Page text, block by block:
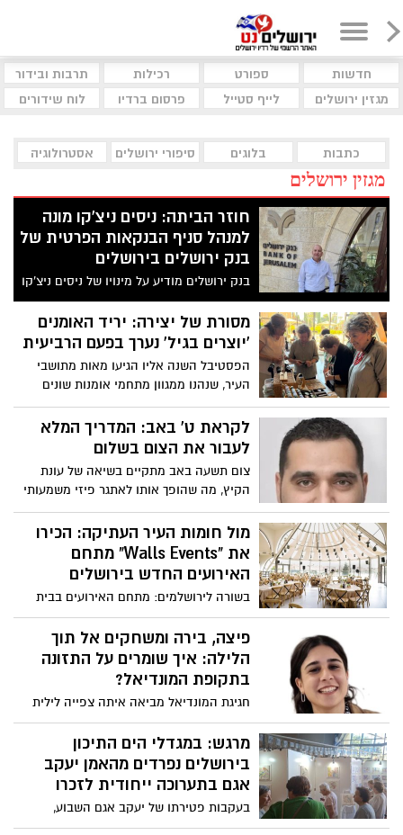
חדשות ספורט רכילות
תרבות ובידור
מגזין ירושלים
לייף סטייל פרסום ברדיו לוח שידורים
כתבות בלוגים סיפורי ירושלים אסטרולוגיה
מגזין ירושלים
חוזר הביתה: ניסים ניצ'קו מונה
למנהל סניף הבנקאות הפרטית של
בנק ירושלים בירושלים
בנק ירושלים מודיע על מינויו של ניסים ניצ'קו
למנהל סניף הבנקאות הפרטית בירושלים
מסורת של יצירה: יריד האומנים
'יוצרים בגיל' נערך בפעם הרביעית
הפסטיבל השנה אליו הגיעו מאות מתושבי
העיר, שנהנו ממגוון מתחמי אומנות שונים
ובהם יצירות ייחודיות של דיירי מגדלי הים
התיכון ירושליםויוצרים נוספים בתחומי
הצורפות, ציור, יצירות קרמיקה ועוד
לקראת ט' באב: המדריך המלא
לעבור את הצום בשלום
צום תשעה באב מתקיים בשיאה של עונת
הקיץ, מה שהופך אותו לאתגר פיזי משמעותי
בשל עומס החום הכבד הצפוי. כיצד נכון
להכין את הגוף, מאילו מאכלים כדאי להימנע
בסעודה המפסקת, ואיך שוברים את הצום
נכון? דודי לביא, מנהל מערך התזונה והדיאטה
במאוחדת מחוז ירושלים, עם ההמלצות
שחשוב להכיר רגע לפני הצום
מול חומות העיר העתיקה: הכירו
את "Walls Events" מתחם
האירועים החדש בירושלים
בשורה לירושלמים: מתחם האירועים בבית
שמואל נפתח לאחרונה לאחר שדרוג
משמעותי. אל מול נוף חומות העיר העתיקה,
המתחם מציע חוויית אירוח המותאמת
לאירועים משפחתיים ולאירועים וכנסים של
חברות, ארגונים וועדי עובדים
פיצה, בירה ומשחקים אל תוך
הלילה: איך שומרים על התזונה
בתקופת המונדיאל?
חגיגת המונדיאל מביאה איתה צפייה לילית
ומפגשים חברתיים עמוסים במזון עתיר
קלוריות ושומנים לצד אלכוהול ושתייה
ממותקת. ליאורה סטרול, דיאטנית קלינית
ממאוחדת במחוז ירושלים, עושה סדר
לבין שמירה על תוזנה נכונה ובריאה
מרגש: במגדלי הים התיכון
בירושלים נפרדים מהאמן יעקב
אגם בתערוכה ייחודית לזכרו
בעקבות פטירתו של יעקב אגם השבוע,
מקבלת תערוכת האמנות החדשה במגדלי הים